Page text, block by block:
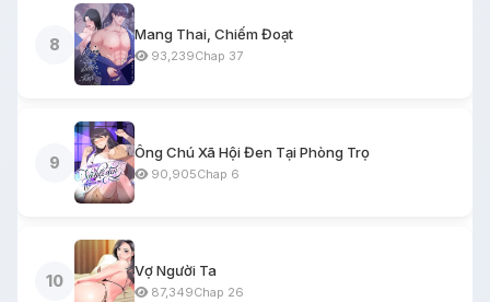
8
Mang Thai, Chiếm Đoạt
93,239Chap 37
9
Ông Chú Xã Hội Đen Tại Phòng Trọ
90,905Chap 6
10
Vợ Người Ta
87,349Chap 26